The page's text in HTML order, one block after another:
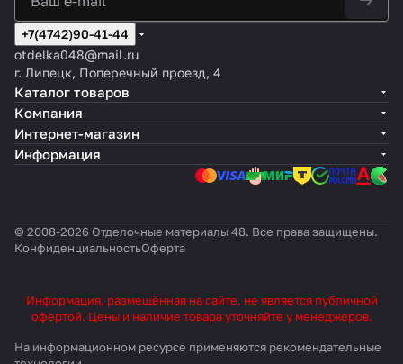
+7(4742)90-41-44
otdelka048@mail.ru
г. Липецк, Поперечный проезд, 4
Каталог товаров
Компания
Интернет-магазин
Информация
© 2008-2026 Отделочные материалы 48. Все права защищены.
КонфиденциальностьОферта
Информация, размещённая на сайте, не является публичной
офертой. Цены и наличие товара уточняйте у менеджеров.
На информационном ресурсе применяются рекомендательные